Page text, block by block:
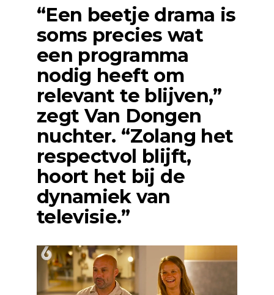
“Een beetje drama is
soms precies wat
een programma
nodig heeft om
relevant te blijven,”
zegt Van Dongen
nuchter. “Zolang het
respectvol blijft,
hoort het bij de
dynamiek van
televisie.”